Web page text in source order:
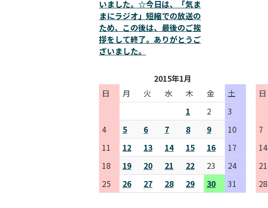
いました。☆今日は、「気ま
まにラジオ」短縮での放送の
ため、この後は、最後のご挨
拶をして終了。ありがとうご
ざいました。
2015年1月
日
月 火 水 木 金
土
1
2
3
4
5 6 7 8 9
10
11
12 13 14 15 16
17
18
19 20 21 22 23
24
25
26 27 28 29 30 31
日
7
14
21
28